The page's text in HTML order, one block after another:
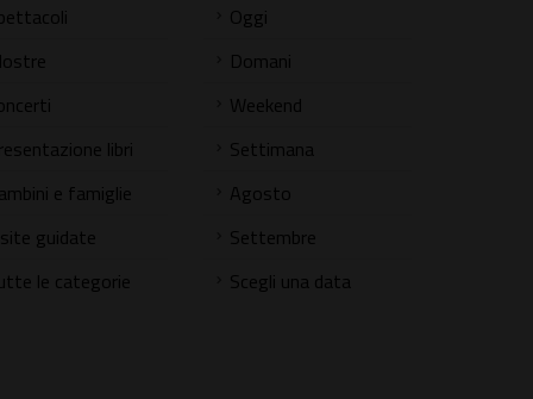
libri
e famiglie
guidate
le categorie
Oggi
Domani
Weekend
Settimana
Agosto
Settembre
Scegli una data